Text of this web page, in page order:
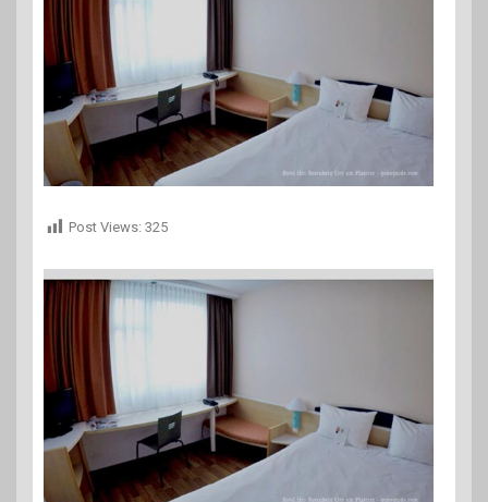
Post Views: 325